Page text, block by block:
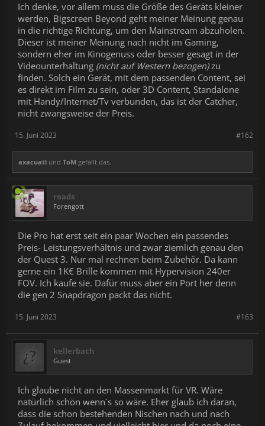
Ich denke, vor allem muss die Größe des Geräts kleiner
werden, Bigscreen Beyond geht meiner Meinung genau
in die richtige Richtung, um den Mainstream abzuholen.
Dieser ist meiner Meinung nach nicht im Gaming,
sondern eher im Kinogenuss oder besser gesagt in der
Videounterhaltung (nicht auf Western bezogen)zu
finden. Solch ein Gerät, mit dem passenden Content, sei
es direkt im Film zu sein, oder 3D Content, Standalone
mit Handy/Internet/Tv verbunden, das ist der Catcher,
nicht zwangsweise der Preis.
#162
15. Juni 2023
axacuatl und ToM gefällt das.
roads
Forengott
Die Pro hat erst seit ein paar Wochen ein passendes
Preis- Leistungsverhältnis und zwar ziemlich genau den
der Quest 3. Nur mal rechnen beim Zubehör. Da kann
gerne ein 1K€ Brille kommen mit Hypervision 240er
FOV. Ich kaufe sie. Dafür muss aber ein Port her denn
die gen 2 Snapdragon packt das nicht.
#163
15. Juni 2023
kellerbach
Guest
Ich glaube nicht an den Massenmarkt für VR. Wäre
natürlich schön wenn´s so wäre. Eher glaub ich daran,
dass die schon bestehenden Nischen nach und nach